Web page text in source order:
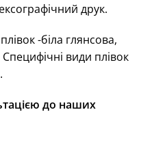
друк.
-біла глянсова,
види плівок
до наших